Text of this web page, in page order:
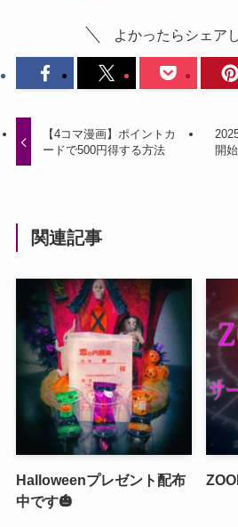
よかったらシェア
【4コマ漫画】ポイントカ
ードで500円得する方法
開
関連記事
Halloweenプレゼント配布
中です🎃